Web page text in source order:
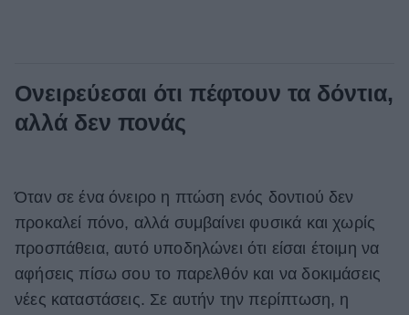
Ονειρεύεσαι ότι πέφτουν τα δόντια,
αλλά δεν πονάς
Όταν σε ένα όνειρο η πτώση ενός δοντιού δεν
προκαλεί πόνο, αλλά συμβαίνει φυσικά και χωρίς
προσπάθεια, αυτό υποδηλώνει ότι είσαι έτοιμη να
αφήσεις πίσω σου το παρελθόν και να δοκιμάσεις
νέες καταστάσεις. Σε αυτήν την περίπτωση, η